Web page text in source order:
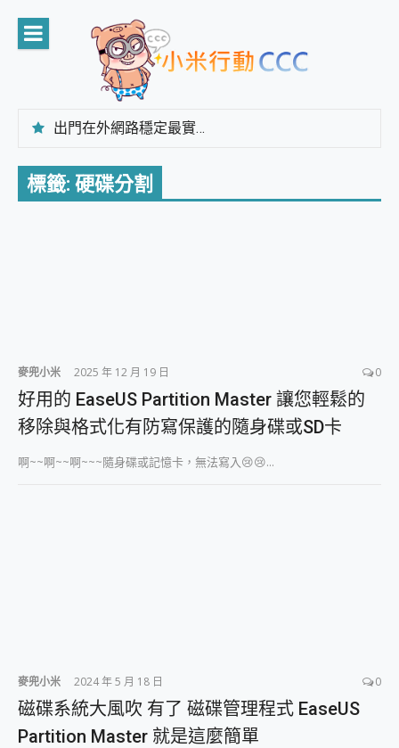
content
出門在外網路穩定最實在 「台灣大哥大」榮獲 4G/5G 在線率全球 NO.3 全台第一與全台六冠王實測心得，走到哪順到哪！
台灣製攝影機在這裡，100%全無線設計 SpotCam Solo Eco 太陽能防水雲端攝影機 SpotCam Solo 3 2.5K高畫質戶外攝影機 開箱 評測
外型超吸晴~ 給您絕佳操控體驗 GravaStar Mercury K1 系列 異星機械鍵盤與 Mercury X 系列 輕量無線電競滑鼠 開箱 評測
開箱~變身「蜘蛛人」椅子軍師！MSI MPG 491CQP QD-OLED 超寬曲面電競螢幕，多工辦公、爽度滿滿的終極桌面體驗
DJI Osmo Pocket 3 爽爽帶回家 歡慶 EaseUS 21 週年到來，「Slogan 海報徵稿活動」好康大放送
iPhone、Apple Watch、AirPods耳機 三個設備充電一起搞定 ONPRO MagReact™ M3 3 in 1可攜摺疊無線充電器 開箱 評測
動靜皆宜「HUAWEI FreeArc」開放式耳掛耳機，無感配戴! 超穩超服貼，音質、通話也很優質
好玩好拍 vivo V50 ~ 口袋裡的 Zeiss 潮流攝影棚!
標籤: 硬碟分割
麥兜小米 2025 年 12 月 19 日 0
好用的 EaseUS Partition Master 讓您輕鬆的
移除與格式化有防寫保護的隨身碟或SD卡
啊~~啊~~啊~~~隨身碟或記憶卡，無法寫入😢😢...
麥兜小米 2024 年 5 月 18 日 0
磁碟系統大風吹 有了 磁碟管理程式 EaseUS
Partition Master 就是這麼簡單